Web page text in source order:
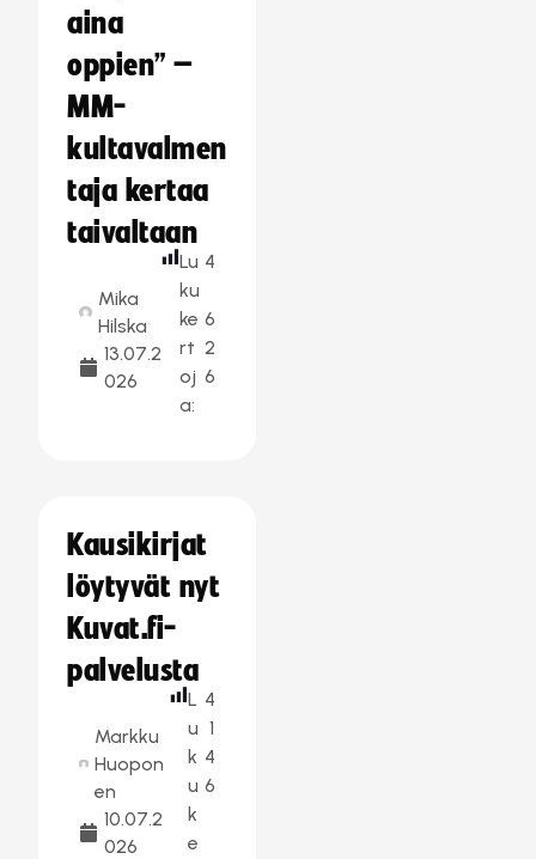
aina
oppien” –
MM-
kultavalmen
taja kertaa
taivaltaan
Mika
Hilska
13.07.2
026
Lu
ku
ke
rt
oj
a:
4
6
2
6
Kausikirjat
löytyvät nyt
Kuvat.fi-
palvelusta
Markku
Huopon
en
10.07.2
026
L
u
k
u
k
e
4
1
4
6